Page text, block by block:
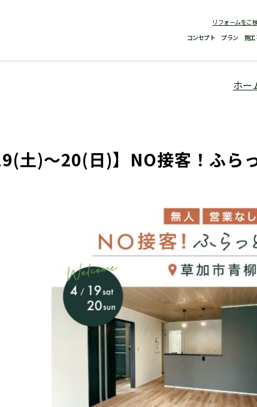
リフォームをご
コンセプト
プラン 施工
ホー
土)～20(日)】NO接客！ふら